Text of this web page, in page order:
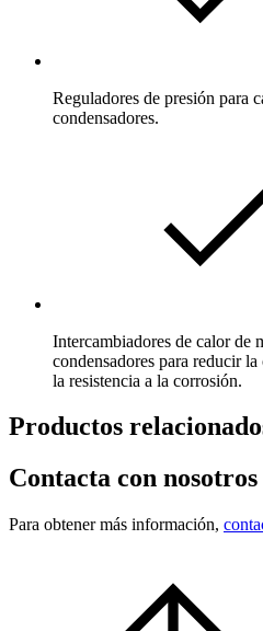
Reguladores de presión para
condensadores.
Intercambiadores de calor de
condensadores para reducir
la resistencia a la corrosión.
Productos
Contacta con nosotros
Para obtener más información,